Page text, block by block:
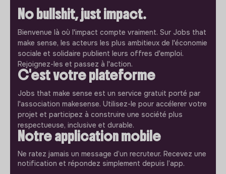
No bullshit, just impact.
Bienvenue là où l'impact compte vraiment. Sur Jobs that
make sense, les acteurs les plus ambitieux de l'économie
sociale et solidaire publient leurs offres d'emploi.
Rejoignez-les et passez à l'action.
C'est votre plateforme
Jobs that make sense est un service gratuit porté par
l'association makesense. Utilisez-le pour accélerer votre
projet et participez à construire une société plus
respectueuse, inclusive et durable.
Notre application mobile
Ne ratez jamais un message d’un recruteur. Recevez une
notification et répondez simplement depuis l’app.